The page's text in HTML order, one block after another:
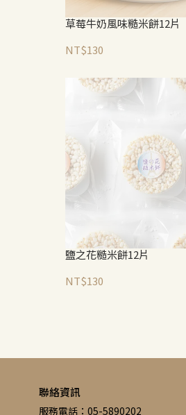
草莓牛奶風味糙米餅12片
NT$130
鹽之花糙米餅12片
NT$130
聯絡資訊
服務電話：05-5890202